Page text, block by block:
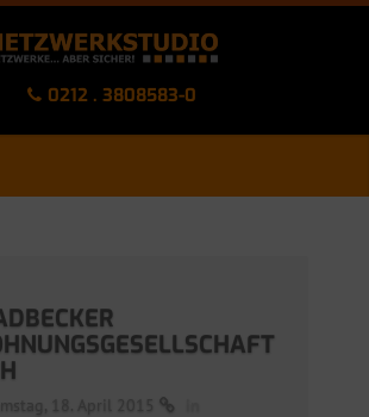
0212 . 3808583-0